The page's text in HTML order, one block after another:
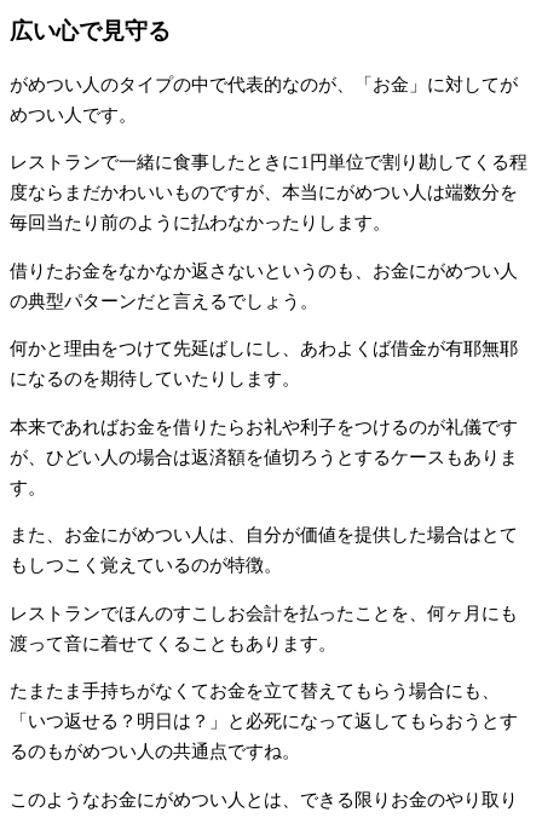
広い心で見守る
がめつい人のタイプの中で代表的なのが、「お金」に対してが
めつい人です。
レストランで一緒に食事したときに1円単位で割り勘してくる程
度ならまだかわいいものですが、本当にがめつい人は端数分を
毎回当たり前のように払わなかったりします。
借りたお金をなかなか返さないというのも、お金にがめつい人
の典型パターンだと言えるでしょう。
何かと理由をつけて先延ばしにし、あわよくば借金が有耶無耶
になるのを期待していたりします。
本来であればお金を借りたらお礼や利子をつけるのが礼儀です
が、ひどい人の場合は返済額を値切ろうとするケースもありま
す。
また、お金にがめつい人は、自分が価値を提供した場合はとて
もしつこく覚えているのが特徴。
レストランでほんのすこしお会計を払ったことを、何ヶ月にも
渡って音に着せてくることもあります。
たまたま手持ちがなくてお金を立て替えてもらう場合にも、
「いつ返せる？明日は？」と必死になって返してもらおうとす
るのもがめつい人の共通点ですね。
このようなお金にがめつい人とは、できる限りお金のやり取り